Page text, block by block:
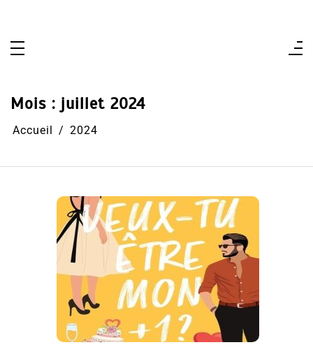
Mois : juillet 2024
Accueil 2024